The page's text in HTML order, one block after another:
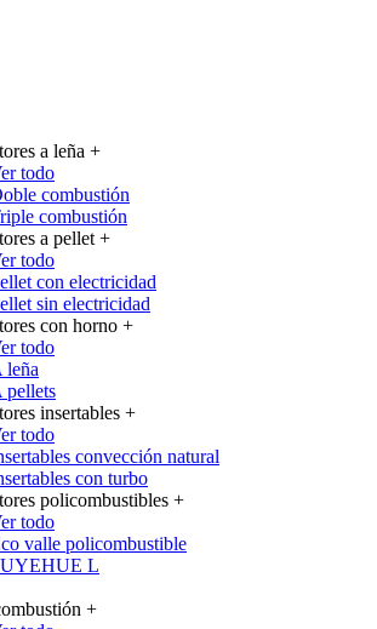
a leña +
todo
combustión
combustión
a pellet +
todo
con electricidad
sin electricidad
con horno +
todo
leña
pellets
insertables +
todo
convección natural
con turbo
policombustibles +
todo
valle policombustible
L
+